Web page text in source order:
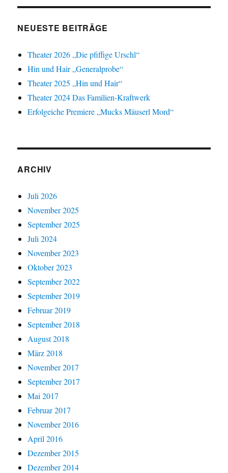
NEUESTE BEITRÄGE
Theater 2026 „Die pfiffige Urschl“
Hin und Hair „Generalprobe“
Theater 2025 „Hin und Hair“
Theater 2024 Das Familien-Kraftwerk
Erfolgeiche Premiere „Mucks Mäuserl Mord“
ARCHIV
Juli 2026
November 2025
September 2025
Juli 2024
November 2023
Oktober 2023
September 2022
September 2019
Februar 2019
September 2018
August 2018
März 2018
November 2017
September 2017
Mai 2017
Februar 2017
November 2016
April 2016
Dezember 2015
Dezember 2014